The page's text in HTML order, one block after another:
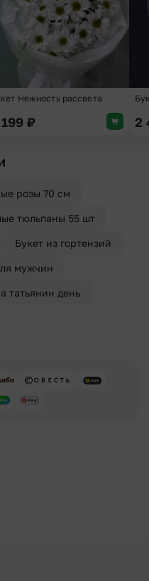
Нежность рассвета
₽ 2
розы 70 см
тюльпаны 55 шт
Букет из гортензий
мужчин
татьянин день